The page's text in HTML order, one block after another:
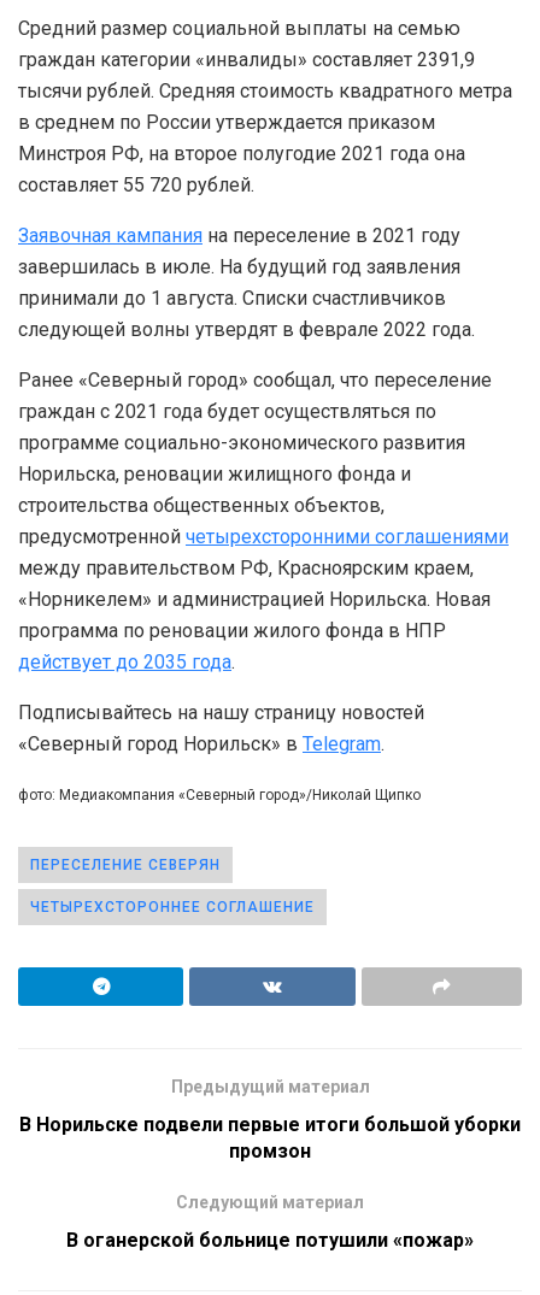
Средний размер социальной выплаты на семью
граждан категории «инвалиды» составляет 2391,9
тысячи рублей. Средняя стоимость квадратного метра
в среднем по России утверждается приказом
Минстроя РФ, на второе полугодие 2021 года она
составляет 55 720 рублей.
Заявочная кампания на переселение в 2021 году
завершилась в июле. На будущий год заявления
принимали до 1 августа. Списки счастливчиков
следующей волны утвердят в феврале 2022 года.
Ранее «Северный город» сообщал, что переселение
граждан с 2021 года будет осуществляться по
программе социально-экономического развития
Норильска, реновации жилищного фонда и
строительства общественных объектов,
предусмотренной четырехсторонними соглашениями
между правительством РФ, Красноярским краем,
«Норникелем» и администрацией Норильска. Новая
программа по реновации жилого фонда в НПР
действует до 2035 года.
Подписывайтесь на нашу страницу новостей
«Северный город Норильск» в Telegram.
фото: Медиакомпания «Северный город»/Николай Щипко
ПЕРЕСЕЛЕНИЕ СЕВЕРЯН
ЧЕТЫРЕХСТОРОННЕЕ СОГЛАШЕНИЕ
Предыдущий материал
В Норильске подвели первые итоги большой уборки
промзон
Следующий материал
В оганерской больнице потушили «пожар»